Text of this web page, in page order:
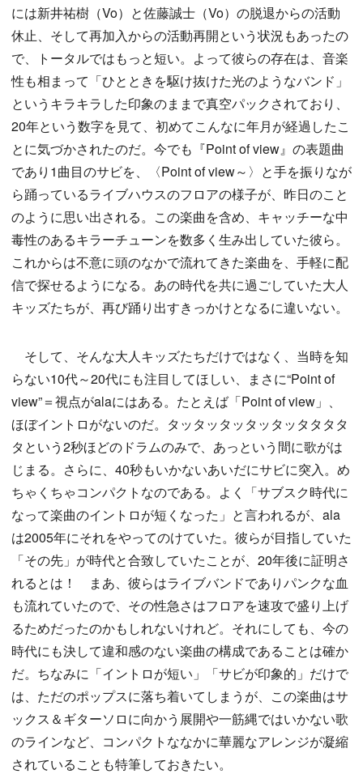
には新井祐樹（Vo）と佐藤誠士（Vo）の脱退からの活動
休止、そして再加入からの活動再開という状況もあったの
で、トータルではもっと短い。よって彼らの存在は、音楽
性も相まって「ひとときを駆け抜けた光のようなバンド」
というキラキラした印象のままで真空パックされており、
20年という数字を見て、初めてこんなに年月が経過したこ
とに気づかされたのだ。今でも『Point of view』の表題曲
であり1曲目のサビを、〈Point of view～〉と手を振りなが
ら踊っているライブハウスのフロアの様子が、昨日のこと
のように思い出される。この楽曲を含め、キャッチーな中
毒性のあるキラーチューンを数多く生み出していた彼ら。
これからは不意に頭のなかで流れてきた楽曲を、手軽に配
信で探せるようになる。あの時代を共に過ごしていた大人
キッズたちが、再び踊り出すきっかけとなるに違いない。
そして、そんな大人キッズたちだけではなく、当時を知
らない10代～20代にも注目してほしい、まさに“Point of
view”＝視点がalaにはある。たとえば「Point of view」、
ほぼイントロがないのだ。タッタッタッタッタッタタタタ
タという2秒ほどのドラムのみで、あっという間に歌がは
じまる。さらに、40秒もいかないあいだにサビに突入。め
ちゃくちゃコンパクトなのである。よく「サブスク時代に
なって楽曲のイントロが短くなった」と言われるが、ala
は2005年にそれをやってのけていた。彼らが目指していた
「その先」が時代と合致していたことが、20年後に証明さ
れるとは！ まあ、彼らはライブバンドでありパンクな血
も流れていたので、その性急さはフロアを速攻で盛り上げ
るためだったのかもしれないけれど。それにしても、今の
時代にも決して違和感のない楽曲の構成であることは確か
だ。ちなみに「イントロが短い」「サビが印象的」だけで
は、ただのポップスに落ち着いてしまうが、この楽曲はサ
ックス＆ギターソロに向かう展開や一筋縄ではいかない歌
のラインなど、コンパクトななかに華麗なアレンジが凝縮
されていることも特筆しておきたい。